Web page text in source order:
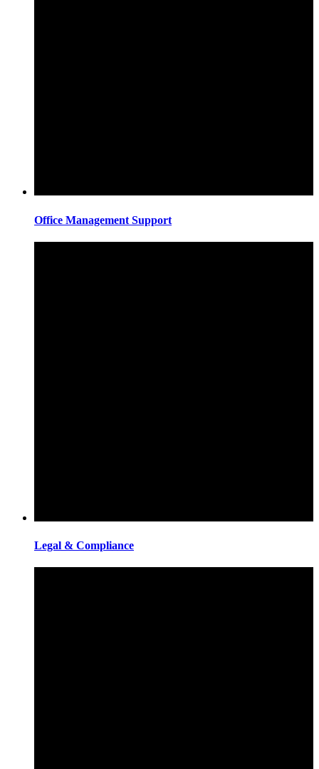
Office Management Support
Legal & Compliance